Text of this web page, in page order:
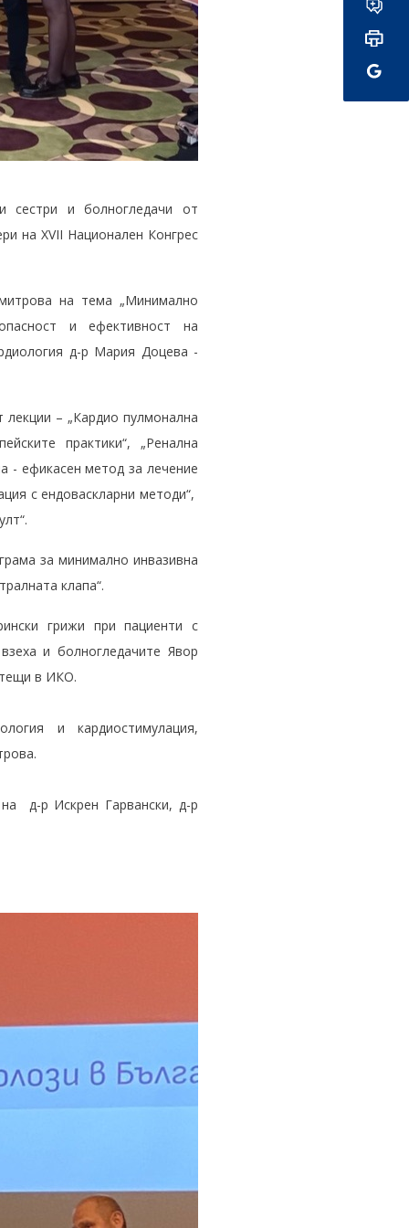
сестри и болногледачи от
на XVII Национален Конгрес
на тема „Минимално
и ефективност на
д-р Мария Доцева -
– „Кардио пулмонална
практики“, „Ренална
- ефикасен метод за лечение
с ендоваскларни методи“,
за минимално инвазивна
клапа“.
грижи при пациенти с
и болногледачите Явор
в ИКО.
и кардиостимулация,
д-р Искрен Гарвански, д-р